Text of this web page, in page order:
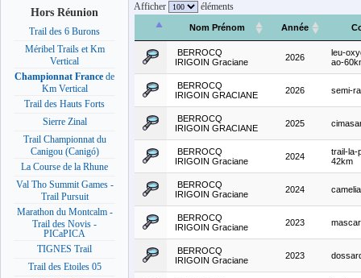
Hors Réunion
Trail des 6 Burons
Méribel Trails et Km
Vertical
Championnat France de
Km Vertical
Trail des Hauts Forts
Sierre Zinal
Trail Championnat du
Canigou (Canigó)
La Course de la Rhune
Val Tho Summit Games -
Trail Pursuit
Marathon du Montcalm -
Trail des Novis -
PICaPICA
TIGNES Trail
Trail des Etoiles 05
Afficher éléments
Nom Prénom Année
BERROCQ
IRIGOIN Graciane
2026
leu-
ao-
BERROCQ
IRIGOIN GRACIANE
2026 semi-
BERROCQ
IRIGOIN GRACIANE
2025
BERROCQ
IRIGOIN Graciane
2024
trail-la-
42km
BERROCQ
IRIGOIN Graciane
2024
BERROCQ
IRIGOIN Graciane
2023
BERROCQ
IRIGOIN Graciane
2023